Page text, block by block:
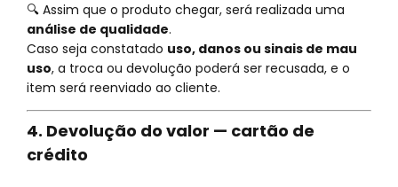
🔍 Assim que o produto chegar, será realizada uma
análise de qualidade.
Caso seja constatado uso, danos ou sinais de mau
uso, a troca ou devolução poderá ser recusada, e o
item será reenviado ao cliente.
4. Devolução do valor — cartão de
crédito